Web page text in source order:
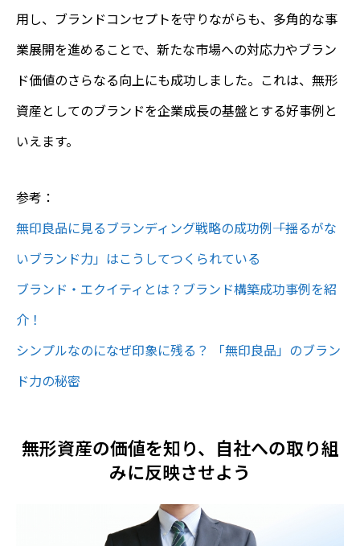
用し、ブランドコンセプトを守りながらも、多角的な事
業展開を進めることで、新たな市場への対応力やブラン
ド価値のさらなる向上にも成功しました。これは、無形
資産としてのブランドを企業成長の基盤とする好事例と
いえます。
参考：
無印良品に見るブランディング戦略の成功例――「揺るがな
いブランド力」はこうしてつくられている
ブランド・エクイティとは？ブランド構築成功事例を紹
介！
シンプルなのになぜ印象に残る？ 「無印良品」のブラン
ド力の秘密
無形資産の価値を知り、自社への取り組
みに反映させよう